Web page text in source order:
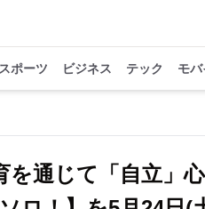
スポーツ ビジネス テック モ
を通じて「自立」